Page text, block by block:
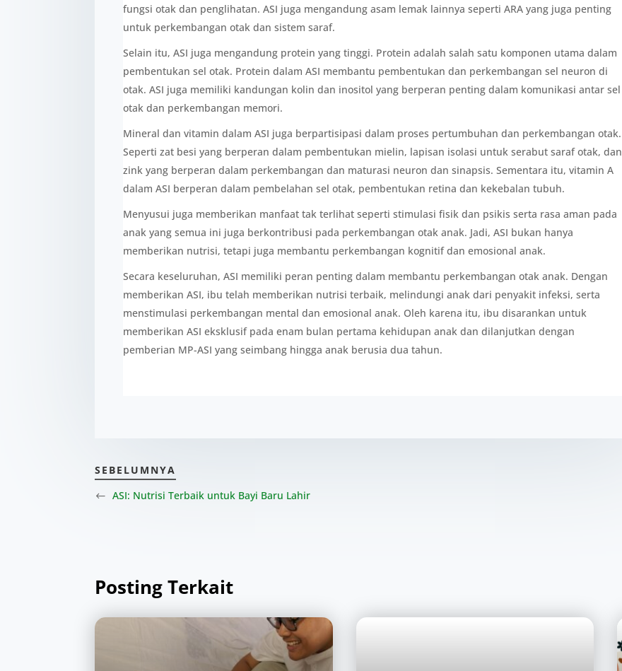
fungsi otak dan penglihatan. ASI juga mengandung asam lemak lainnya seperti ARA yang juga penting
untuk perkembangan otak dan sistem saraf.
Selain itu, ASI juga mengandung protein yang tinggi. Protein adalah salah satu komponen utama dalam
pembentukan sel otak. Protein dalam ASI membantu pembentukan dan perkembangan sel neuron di
otak. ASI juga memiliki kandungan kolin dan inositol yang berperan penting dalam komunikasi antar sel
otak dan perkembangan memori.
Mineral dan vitamin dalam ASI juga berpartisipasi dalam proses pertumbuhan dan perkembangan otak.
Seperti zat besi yang berperan dalam pembentukan mielin, lapisan isolasi untuk serabut saraf otak, dan
zink yang berperan dalam perkembangan dan maturasi neuron dan sinapsis. Sementara itu, vitamin A
dalam ASI berperan dalam pembelahan sel otak, pembentukan retina dan kekebalan tubuh.
Menyusui juga memberikan manfaat tak terlihat seperti stimulasi fisik dan psikis serta rasa aman pada
anak yang semua ini juga berkontribusi pada perkembangan otak anak. Jadi, ASI bukan hanya
memberikan nutrisi, tetapi juga membantu perkembangan kognitif dan emosional anak.
Secara keseluruhan, ASI memiliki peran penting dalam membantu perkembangan otak anak. Dengan
memberikan ASI, ibu telah memberikan nutrisi terbaik, melindungi anak dari penyakit infeksi, serta
menstimulasi perkembangan mental dan emosional anak. Oleh karena itu, ibu disarankan untuk
memberikan ASI eksklusif pada enam bulan pertama kehidupan anak dan dilanjutkan dengan
pemberian MP-ASI yang seimbang hingga anak berusia dua tahun.
SEBELUMNYA
ASI: Nutrisi Terbaik untuk Bayi Baru Lahir
Posting Terkait